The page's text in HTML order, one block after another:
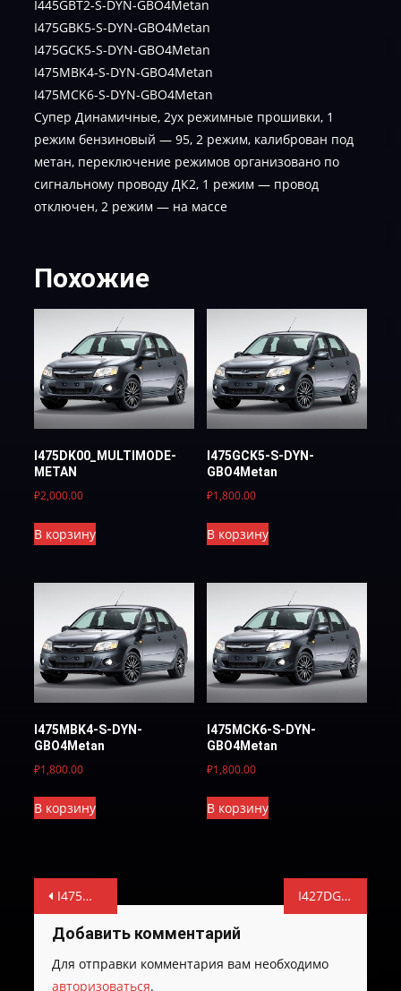
I445GBT2-S-DYN-GBO4Metan
I475GBK5-S-DYN-GBO4Metan
I475GCK5-S-DYN-GBO4Metan
I475MBK4-S-DYN-GBO4Metan
I475MCK6-S-DYN-GBO4Metan
Cупер Динамичные, 2ух режимные прошивки, 1
режим бензиновый — 95, 2 режим, калиброван под
метан, переключение режимов организовано по
сигнальному проводу ДК2, 1 режим — провод
отключен, 2 режим — на массе
Похожие
I475DK00_MULTIMODE-
METAN
₽2,000.00
В корзину
I475GCK5-S-DYN-
GBO4Metan
₽1,800.00
В корзину
I475MBK4-S-DYN-
GBO4Metan
₽1,800.00
В корзину
I475MCK6-S-DYN-
GBO4Metan
₽1,800.00
В корзину
Навигация
по
записям
I475MCK6-S-DYN-GBO4Metan I427DG05-S-DYN-E-2
Добавить комментарий
Для отправки комментария вам необходимо
авторизоваться.